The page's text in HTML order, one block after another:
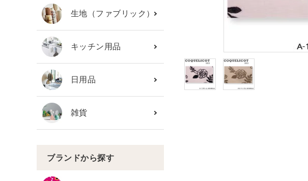
ガイドライン
生地（ファブリック）
キッチン用品
日用品
雑貨
ブランドから探す